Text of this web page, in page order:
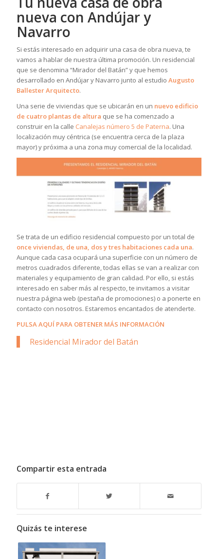
nueva con Andújar y
Navarro
Si estás interesado en adquirir una casa de obra nueva, te
vamos a hablar de nuestra última promoción. Un residencial
que se denomina “Mirador del Batán” y que hemos
desarrollado en Andújar y Navarro junto al estudio Augusto
Ballester Arquitecto.
Una serie de viviendas que se ubicarán en un nuevo edificio
de cuatro plantas de altura que se ha comenzado a
construir en la calle Canalejas número 5 de Paterna. Una
localización muy céntrica (se encuentra cerca de la plaza
mayor) y próxima a una zona muy comercial de la localidad.
Se trata de un edificio residencial compuesto por un total de
once viviendas, de una, dos y tres habitaciones cada una.
Aunque cada casa ocupará una superficie con un número de
metros cuadrados diferente, todas ellas se van a realizar con
materiales y equipamiento de gran calidad. Por ello, si estás
interesado en saber más al respecto, te invitamos a visitar
nuestra página web (pestaña de promociones) o a ponerte en
contacto con nosotros. Estaremos encantados de atenderte.
PULSA AQUÍ PARA OBTENER MÁS INFORMACIÓN
Residencial Mirador del Batán
Compartir esta entrada
Quizás te interese